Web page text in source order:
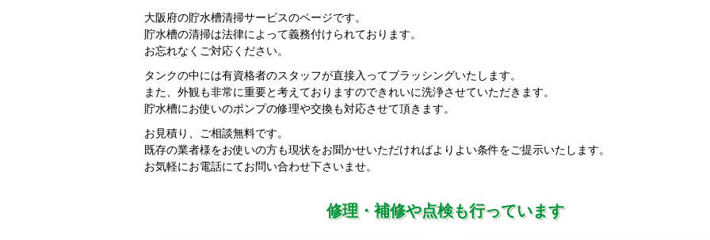
大阪府の貯水槽清掃サービスのページです。
貯水槽の清掃は法律によって義務付けられております。
お忘れなくご対応ください。
タンクの中には有資格者のスタッフが直接入ってブラッシングいたします。
また、外観も非常に重要と考えておりますのできれいに洗浄させていただきます。
貯水槽にお使いのポンプの修理や交換も対応させて頂きます。
お見積り、ご相談無料です。
既存の業者様をお使いの方も現状をお聞かせいただければよりよい条件をご提示いたします。
お気軽にお電話にてお問い合わせ下さいませ。
修理・補修や点検も行っています